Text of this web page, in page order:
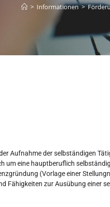
> Informationen >
Aufnahme der selbständigen
um eine hauptberuflich
(Vorlage einer
Fähigkeiten zur Ausübung einer